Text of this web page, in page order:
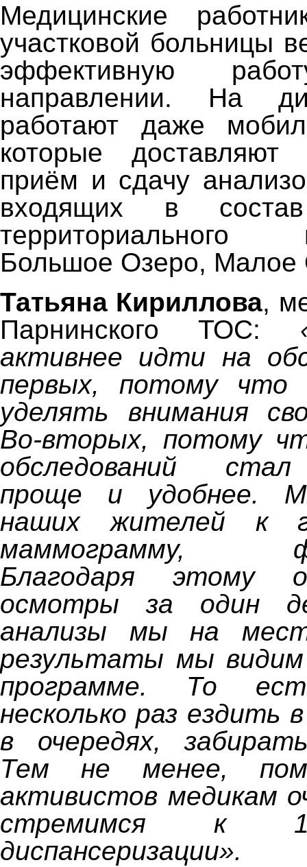
Медицинские
участковой больницы
эффективную
направлении. На
работают даже
которые
приём и сдачу
входящих в состав
территориального
Большое Озеро, Малое
Татьяна Кириллова,
Парнинского ТОС:
активнее идти на
первых, потому что
уделять внимания
Во-вторых, потому
обследований
проще и удобнее.
наших жителей к
маммограмму,
Благодаря этому
осмотры за один
анализы мы на
результаты мы видим
программе. То
несколько раз ездить
в очередях,
Тем не менее,
активистов медикам
стремимся к
диспансеризации».